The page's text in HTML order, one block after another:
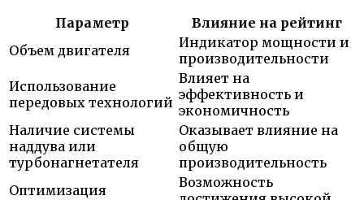
Параметр
Влияние на рейтинг
Объем двигателя
Индикатор мощности и
производительности
Использование
передовых технологий
Влияет на
эффективность и
экономичность
Наличие системы
наддува или
турбонагнетателя
Оказывает влияние на
общую
производительность
Оптимизация
Возможность